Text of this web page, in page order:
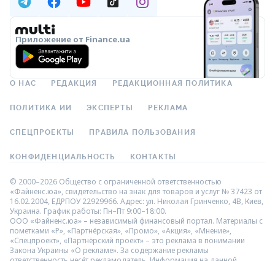
Приложение от Finance.ua
О НАС РЕДАКЦИЯ РЕДАКЦИОННАЯ ПОЛИТИКА
ПОЛИТИКА ИИ ЭКСПЕРТЫ РЕКЛАМА
СПЕЦПРОЕКТЫ ПРАВИЛА ПОЛЬЗОВАНИЯ
КОНФИДЕНЦИАЛЬНОСТЬ КОНТАКТЫ
© 2000–2026 Общество с ограниченной ответственностью
«Файненс.юа», свидетельство на знак для товаров и услуг № 37423 от
16.02.2004, ЕДРПОУ 22929966. Адрес: ул. Николая Гринченко, 4В, Киев,
Украина. График работы: Пн–Пт 9:00–18:00.
ООО «Файненс.юа» – независимый финансовый портал. Материалы с
пометками «Р», «Партнёрская», «Промо», «Акция», «Мнение»,
«Спецпроект», «Партнёрский проект» – это реклама в понимании
Закона Украины «О рекламе». За содержание рекламы